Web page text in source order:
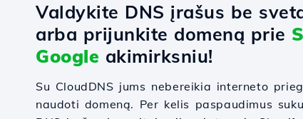
Valdykite DNS įrašus be
arba prijunkite domeną prie
Google akimirksniu!
Su CloudDNS jums nebereikia interneto
naudoti domeną. Per kelis paspaudimus